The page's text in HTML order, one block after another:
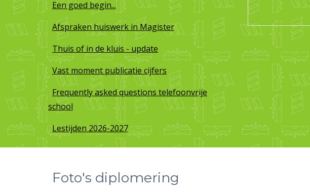
Een goed begin...
Afspraken huiswerk in Magister
Thuis of in de kluis - update
Vast moment publicatie cijfers
Frequently asked questions telefoonvrije
school
Lestijden 2026-2027
Foto's diplomering